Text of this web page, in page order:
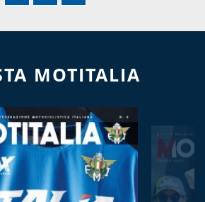
MOTITALIA